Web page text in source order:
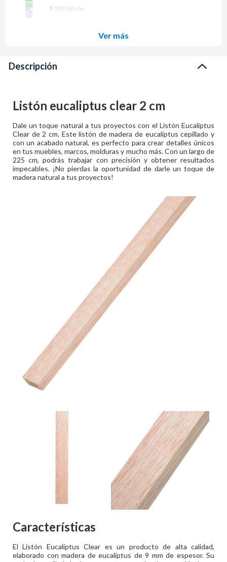
$ 519,00 c/u
Ver más
Descripción
Listón eucaliptus clear 2 cm
Dale un toque natural a tus proyectos con el Listón Eucaliptus
Clear de 2 cm. Este listón de madera de eucaliptus cepillado y
con un acabado natural, es perfecto para crear detalles únicos
en tus muebles, marcos, molduras y mucho más. Con un largo de
225 cm, podrás trabajar con precisión y obtener resultados
impecables. ¡No pierdas la oportunidad de darle un toque de
madera natural a tus proyectos!
Características
El Listón Eucaliptus Clear es un producto de alta calidad,
elaborado con madera de eucaliptus de 9 mm de espesor. Su